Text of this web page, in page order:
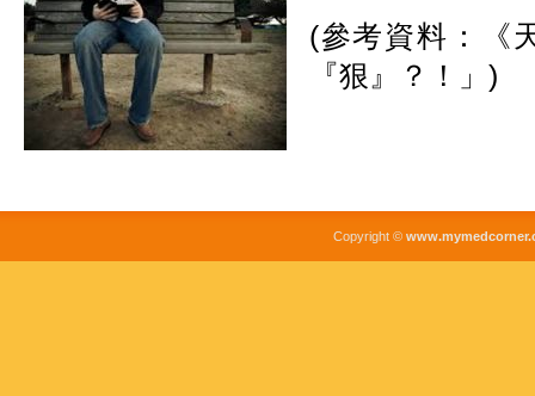
(參考資料：《
『狠』？！」)
Copyright ©